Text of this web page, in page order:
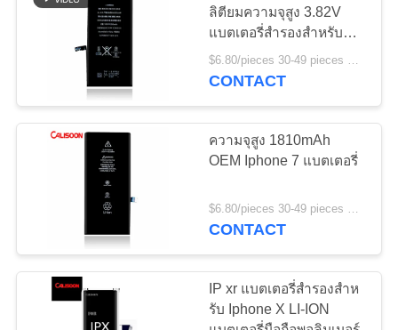
ลิตียมความจุสูง 3.82V
แบตเตอรี่สํารองสําหรับ
Iphone 7
$6.80/pieces 30-49 pieces MOQ:30 ชิ้น
CONTACT
ความจุสูง 1810mAh
OEM Iphone 7 แบตเตอรี่
$6.80/pieces 30-49 pieces MOQ:30 ชิ้น
CONTACT
IP xr แบตเตอรี่สํารองสําห
รับ Iphone X LI-ION